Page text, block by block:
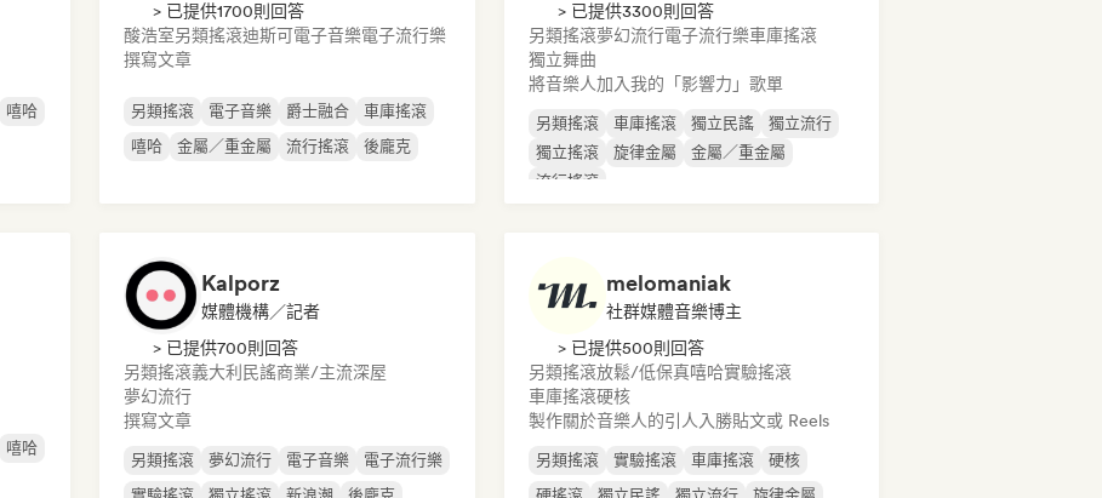
嘻哈
> 已提供1700則回答
酸浩室另類搖滾迪斯可電子音樂電子流行樂
撰寫文章
另類搖滾 電子音樂 爵士融合
車庫搖滾
嘻哈
金屬／重金屬 流行搖滾 後龐克
> 已提供3300則回答
另類搖滾夢幻流行電子流行樂車庫搖滾
獨立舞曲
將音樂人加入我的「影響力」歌單
另類搖滾 車庫搖滾 獨立民謠
獨立流行
獨立搖滾
旋律金屬
金屬／重金屬
流行搖滾
嘻哈
Kalporz
媒體機構／記者
> 已提供700則回答
另類搖滾義大利民謠商業/主流深屋
夢幻流行
撰寫文章
另類搖滾 夢幻流行 電子音樂
電子流行樂
melomaniak
社群媒體音樂博主
> 已提供500則回答
另類搖滾放鬆/低保真嘻哈實驗搖滾
車庫搖滾硬核
製作關於音樂人的引人入勝貼文或 Reels
另類搖滾 實驗搖滾 車庫搖滾
硬核